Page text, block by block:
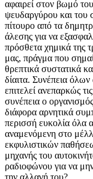
αφαιρεί στον βωμό
ψευδαργύρου και του
πίτουρο από τα
άλεσης για να
πρόσθετα χημικά της
μας, πράγμα που
θρεπτικά συστατικά
δίαιτα. Συνέπεια
επιτελεί ανεπαρκώς
συνέπεια ο
διάφορα αρνητικά
περισσή ευκολία όλα
αναμενόμενη στο
εκφυλιστικών
μηχανής του
ραδιοφώνου για να
την αλλαγή του?